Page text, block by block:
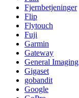
Fjernbetjeninger
Flip
Flytouch
Fuji
Garmin
Gateway
General Imaging
Gigaset
gobandit
Google